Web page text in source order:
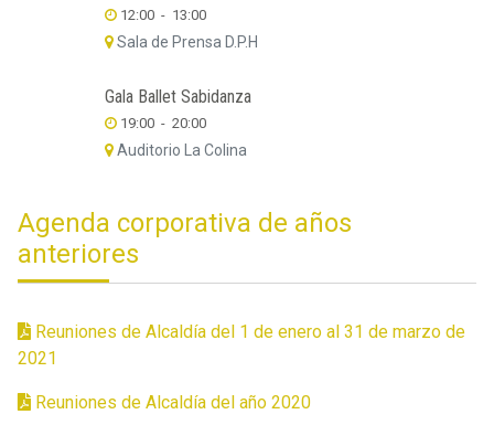
12:00 - 13:00
Sala de Prensa D.P.H
Gala Ballet Sabidanza
19:00 -20:00
Auditorio La Colina
Agenda corporativa de años
anteriores
Reuniones de Alcaldía del 1 de enero al 31 de marzo de
2021
Reuniones de Alcaldía del año 2020